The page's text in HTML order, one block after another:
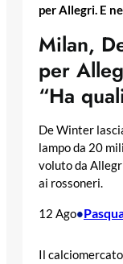
per Allegri. E
Milan,
per
“Ha
De Winter
lampo da 20
voluto da
ai rossoneri.
12 Ago•
Il